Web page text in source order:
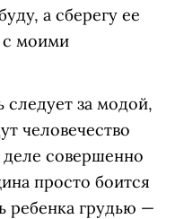
а сберегу ее
с моими
за модой,
человечество
деле совершенно
просто боится
ребенка грудью —